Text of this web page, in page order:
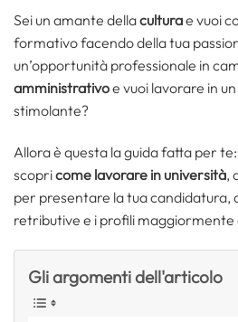
Sei un amante dellaculturae vuoi
formativo facendo della tua
un’opportunità professionale in
amministrativoe vuoi lavorare in
stimolante?
Allora è questa la guida fatta per
scopricome lavorare in università,
per presentare la tua candidatura,
retributive e i profili maggiormente
Gli argomenti dell'articolo